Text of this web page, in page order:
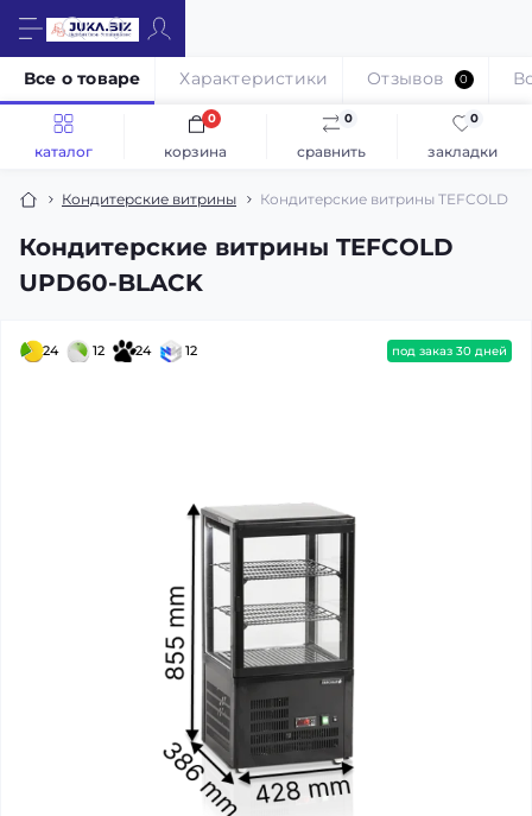
каталог сравнить
0
закладки
0
корзина
0
Кондитерские витрины Кондитерские витрины TEFCOLD
Кондитерские витрины TEFCOLD
UPD60-BLACK
Все о товаре Характеристики Отзывов 0
24 12 24 12 под заказ 30 дней